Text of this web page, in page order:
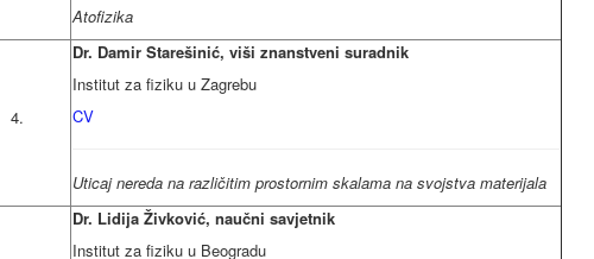
Atofizika
Dr. Damir Starešinić, viši znanstveni suradnik
Institut za fiziku u Zagrebu
CV
Uticaj nereda na različitim prostornim skalama na svojstva materijala
Dr. Lidija Živković, naučni savjetnik
Institut za fiziku u Beogradu